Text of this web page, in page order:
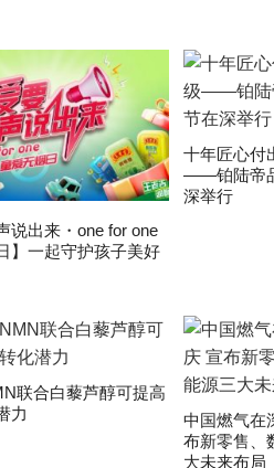
说出来・one for one
】一起守护孩子美好
十年匠心付
——铂陆帝
深举行
联合白藜芦醇可提高
力
中国燃气在
布新零售、
大未来布局